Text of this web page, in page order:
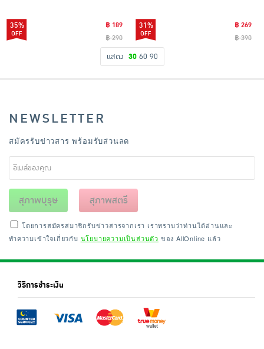
35%
฿ 189
฿ 290
31%
฿ 269
฿ 390
แสดง 30 60 90
NEWSLETTER
สมัครรับข่าวสาร พร้อมรับส่วนลด
สุภาพบุรุษ สุภาพสตรี
โดยการสมัครสมาชิกรับข่าวสารจากเรา เราทราบว่าท่านได้อ่านและ
ทำความเข้าใจเกี่ยวกับ นโยบายความเป็นส่วนตัว ของ AllOnline แล้ว
วิธีการชำระเงิน